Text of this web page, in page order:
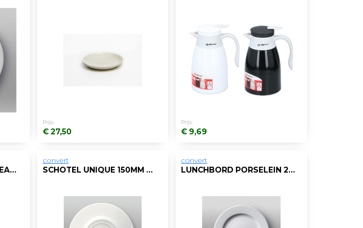
Prijs:
€ 27,50
Prijs:
€ 9,69
SCHOTEL 150MM 2,5 OCEANUS WIT/BX24
convert
SCHOTEL UNIQUE 150MM WT /DS24
convert
LUNCHBORD PORSELEIN 24CM WIT/DOOS 12